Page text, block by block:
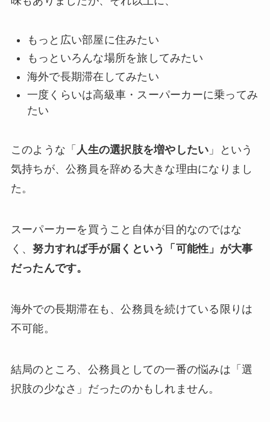
もっと広い部屋に住みたい
もっといろんな場所を旅してみたい
海外で長期滞在してみたい
一度くらいは高級車・スーパーカーに乗ってみ
たい
このような「 人生の選択肢を増やしたい 」という
気持ちが、公務員を辞める大きな理由になりまし
た。
スーパーカーを買うこと自体が目的なのではな
く、努力すれば手が届くという「可能性」が大事
だったんです。
海外での長期滞在も、公務員を続けている限りは
不可能。
結局のところ、公務員としての一番の悩みは「選
択肢の少なさ」だったのかもしれません。